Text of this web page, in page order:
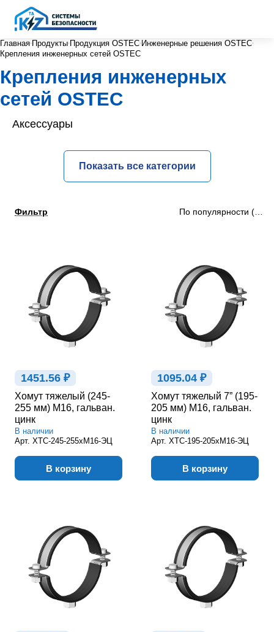
Главная Продукты Продукция OSTEC Инженерные решения OSTEC
Крепления инженерных сетей OSTEC
Крепления инженерных
сетей OSTEC
Аксессуары
Показать все категории
Фильтр По популярности
1451.56 ₽
Хомут тяжелый (245-
255 мм) М16, гальван.
цинк
В наличии
Арт. ХТС-245-255хМ16-ЭЦ
В корзину
1095.04 ₽
Хомут тяжелый 7” (195-
205 мм) М16, гальван.
цинк
В наличии
Арт. ХТС-195-205хМ16-ЭЦ
В корзину